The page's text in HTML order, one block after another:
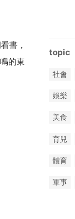
書，
的東
topic
社會
娛樂
美食
育兒
體育
軍事